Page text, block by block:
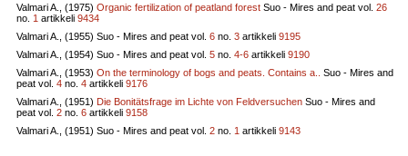
Valmari A., (1975) Organic fertilization of peatland forest Suo - Mires and peat vol. 26
no. 1 artikkeli 9434
Valmari A., (1955) Suo - Mires and peat vol. 6 no. 3 artikkeli 9195
Valmari A., (1954) Suo - Mires and peat vol. 5 no. 4-6 artikkeli 9190
Valmari A., (1953) On the terminology of bogs and peats. Contains a..
Suo - Mires and
peat vol. 4 no. 4 artikkeli 9176
Valmari A., (1951) Die Bonitätsfrage im Lichte von Feldversuchen Suo - Mires and
peat vol. 2 no. 6 artikkeli 9158
Valmari A., (1951) Suo - Mires and peat vol. 2 no. 1 artikkeli 9143